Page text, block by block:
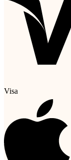
Visa